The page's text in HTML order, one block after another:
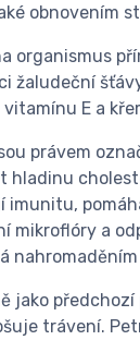
obnovením
organismus
žaludeční
E a
právem
hladinu
imunitu,
mikroflóry a
jako
trávení.